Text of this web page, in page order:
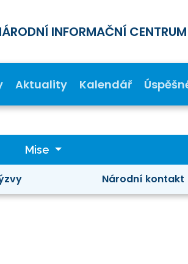
INFORMAČNÍ
Aktuality Kalendář
Mise
Národní kontakt